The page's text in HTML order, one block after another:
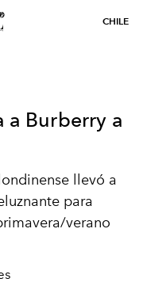
CHILE
a Burberry a
llevó a
para
verano